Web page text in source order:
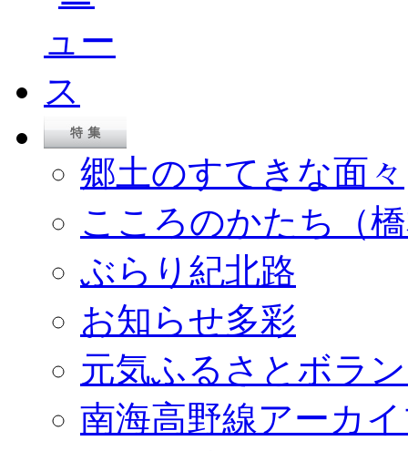
郷土のすてきな面々
こころのかたち（
ぶらり紀北路
お知らせ多彩
元気ふるさとボラ
南海高野線アーカ